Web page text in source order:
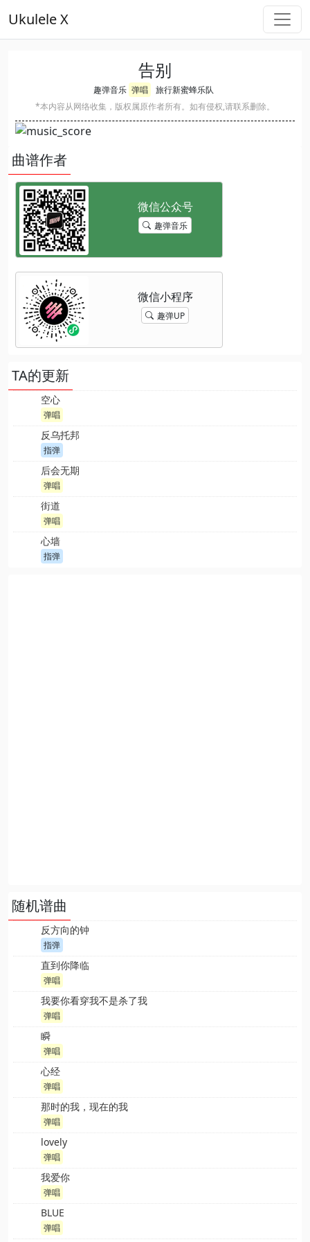
Ukulele X
告别
趣弹音乐 弹唱
旅行新蜜蜂乐队
*本内容从网络收集，版权属原作者所有。如有侵权,请联系删除。
曲谱作者
趣弹音乐
趣弹UP
TA的更新
空心
弹唱
反乌托邦
指弹
后会无期
弹唱
街道
弹唱
心墙
指弹
随机谱曲
反方向的钟
指弹
直到你降临
弹唱
我要你看穿我不是杀了我
弹唱
瞬
弹唱
心经
弹唱
那时的我，现在的我
弹唱
lovely
弹唱
我爱你
弹唱
BLUE
弹唱